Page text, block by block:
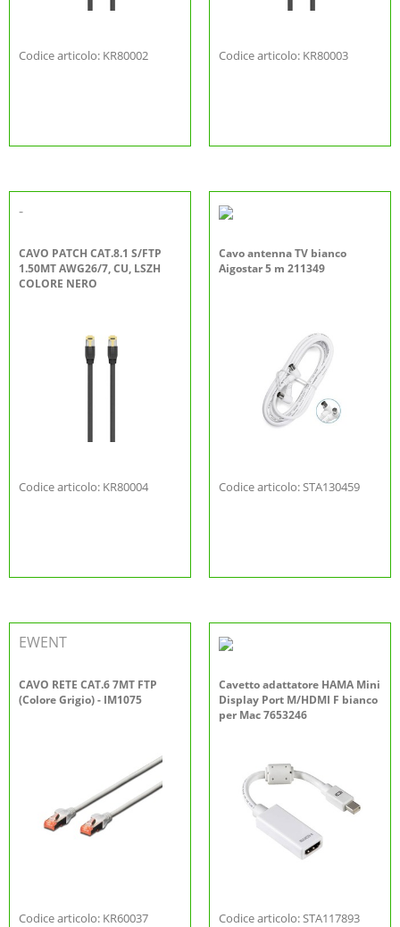
Codice articolo: KR80002 Codice articolo: KR80003
-
CAVO PATCH CAT.8.1 S/FTP
1.50MT AWG26/7, CU, LSZH
COLORE NERO
Codice articolo: KR80004
Cavo antenna TV bianco
Aigostar 5 m 211349
Codice articolo: STA130459
EWENT
CAVO RETE CAT.6 7MT FTP
(Colore Grigio) - IM1075
Codice articolo: KR60037
Cavetto adattatore HAMA Mini
Display Port M/HDMI F bianco
per Mac 7653246
Codice articolo: STA117893